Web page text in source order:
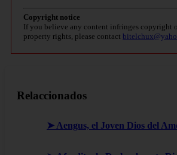
Copyright notice
If you believe any content infringes copyright
property rights, please contact
Relaccionados
➤ Aengus, el Joven Dios del